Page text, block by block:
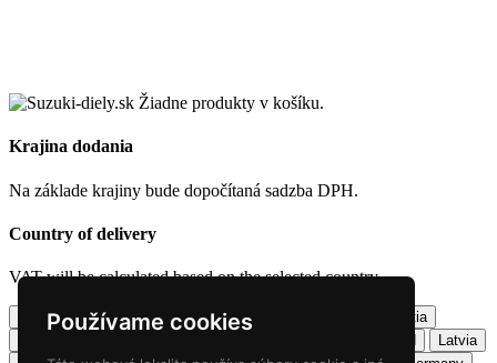
Používame cookies
Žiadne produkty v košíku.
Krajina dodania
Na základe krajiny bude dopočítaná sadzba DPH.
Country of delivery
VAT will be calculated based on the selected country.
Slovensko Česká republika Belgium
Croatia
Latvia